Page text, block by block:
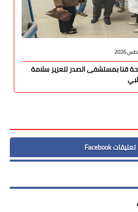
قنا بمستشفى الصدر لتعزيز سلامة
تعليقات Facebook